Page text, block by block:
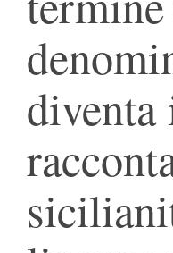
diventa